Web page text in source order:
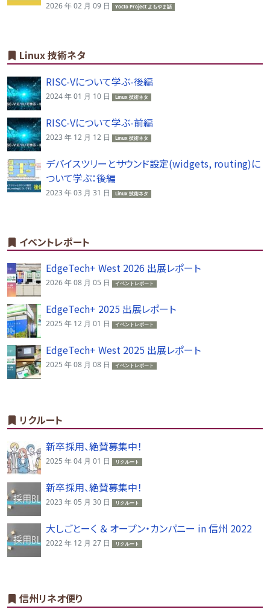
2026 年 02 月 09 日 Yocto Project よもやま話
Linux 技術ネタ
RISC-Vについて学ぶ-後編
2024 年 01 月 10 日 Linux 技術ネタ
RISC-Vについて学ぶ-前編
2023 年 12 月 12 日 Linux 技術ネタ
デバイスツリーとサウンド設定(widgets, routing)に
ついて学ぶ：後編
2023 年 03 月 31 日 Linux 技術ネタ
イベントレポート
EdgeTech+ West 2026 出展レポート
2026 年 08 月 05 日 イベントレポート
EdgeTech+ 2025 出展レポート
2025 年 12 月 01 日 イベントレポート
EdgeTech+ West 2025 出展レポート
2025 年 08 月 08 日 イベントレポート
リクルート
新卒採用、絶賛募集中！
2025 年 04 月 01 日 リクルート
新卒採用、絶賛募集中！
2023 年 05 月 30 日 リクルート
大しごとーく ＆ オープン・カンパニー in 信州 2022
2022 年 12 月 27 日 リクルート
信州リネオ便り